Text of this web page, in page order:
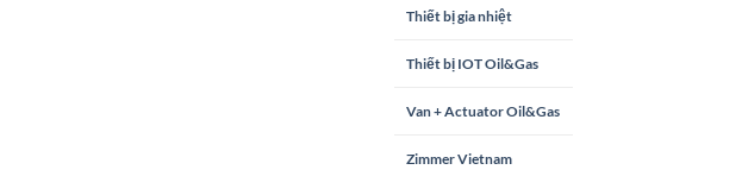
Thiết bị gia nhiệt
Thiết bị IOT Oil&Gas
Van + Actuator Oil&Gas
Zimmer Vietnam